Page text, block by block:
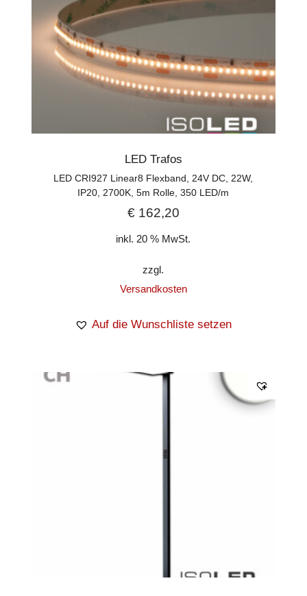
LED Trafos
LED CRI927 Linear8 Flexband, 24V DC, 22W,
IP20, 2700K, 5m Rolle, 350 LED/m
€162,20
inkl. 20 % MwSt.
zzgl.
Versandkosten
Auf die Wunschliste setzen